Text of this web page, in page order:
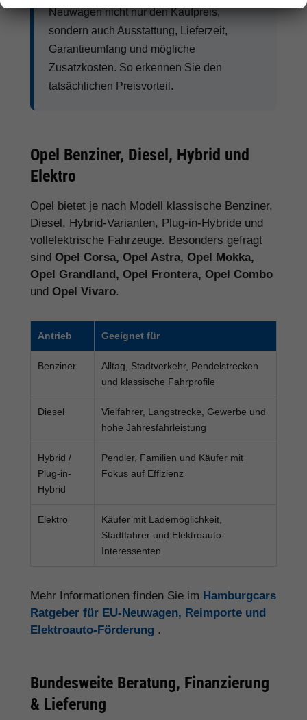
Neuwagen nicht nur den Kaufpreis,
sondern auch Ausstattung, Lieferzeit,
Garantieumfang und mögliche
Zusatzkosten. So erkennen Sie den
tatsächlichen Preisvorteil.
Opel Benziner, Diesel, Hybrid und
Elektro
Opel bietet je nach Modell klassische Benziner,
Diesel, Hybrid-Varianten, Plug-in-Hybride und
vollelektrische Fahrzeuge. Besonders gefragt
sind Opel Corsa, Opel Astra, Opel Mokka,
Opel Grandland, Opel Frontera, Opel Combo
und Opel Vivaro.
Antrieb Geeignet für
Benziner
Alltag, Stadtverkehr, Pendelstrecken
und klassische Fahrprofile
Diesel
Vielfahrer, Langstrecke, Gewerbe und
hohe Jahresfahrleistung
Hybrid /
Plug-in-
Hybrid
Pendler, Familien und Käufer mit
Fokus auf Effizienz
Elektro
Käufer mit Lademöglichkeit,
Stadtfahrer und Elektroauto-
Interessenten
Mehr Informationen finden Sie im Hamburgcars
Ratgeber für EU-Neuwagen, Reimporte und
Elektroauto-Förderung .
Bundesweite Beratung, Finanzierung
& Lieferung